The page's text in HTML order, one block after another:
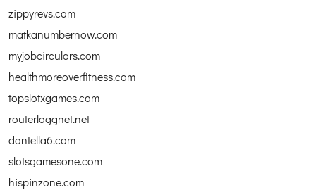
zippyrevs.com
matkanumbernow.com
myjobcirculars.com
healthmoreoverfitness.com
topslotxgames.com
routerloggnet.net
dantella6.com
slotsgamesone.com
hispinzone.com